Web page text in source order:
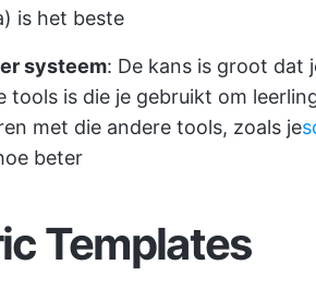
is het beste
systeem: De kans is groot dat
tools is die je gebruikt om
met die andere tools, zoals je
beter
Templates